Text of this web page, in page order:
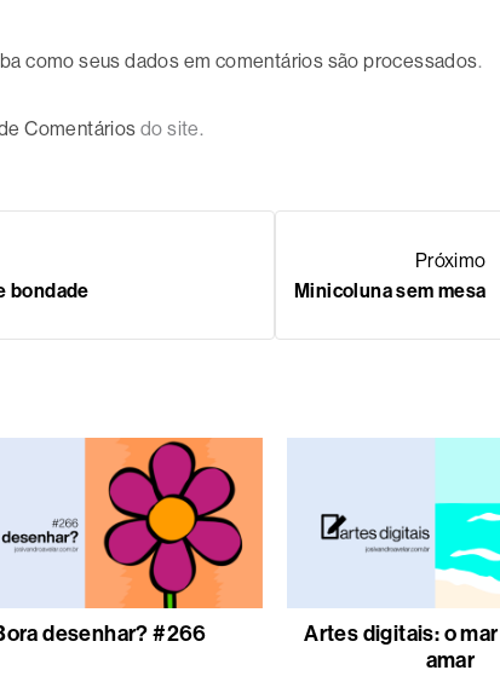
como seus dados em comentários são processados.
Comentários do site.
bondade
Próximo
Minicoluna sem mesa
desenhar? #266
Artes digitais: o
amar